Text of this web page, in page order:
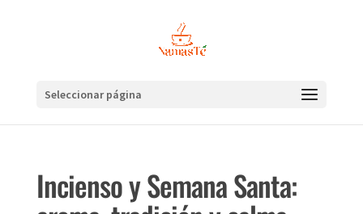
Seleccionar página
Incienso y Semana Santa: